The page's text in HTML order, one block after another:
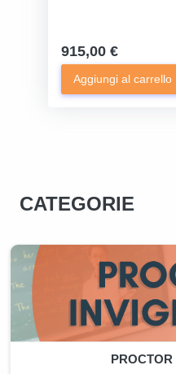
915,00 €
Aggiungi al carrello
CATEGORIE